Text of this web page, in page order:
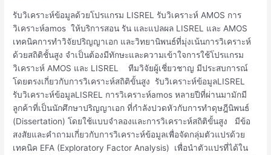
รับวิเคราะห์ข้อมูลด้วยโปรแกรม LISREL รับวิเคราะห์ AMOS การ
วิเคราะห์amos ให้บริการสอน รัน และแปลผล LISREL และ AMOS
เทคนิคการทำวิจัยปริญญาเอก และวิทยานิพนธ์ที่มุ่งเน้นการวิเคราะห์
ด้วยสถิติชั้นสูง จำเป็นต้องมีทักษะและความเข้าใจการใช้โปรแกรม
วิเคราะห์ AMOS และ LISREL ทีมวิจัยผู้เชี่ยวชาญ มีประสบการณ์
โดยตรงเกี่ยวกับการวิเคราะห์สถิติขั้นสูง รับวิเคราะห์ข้อมูลLISREL
รับวิเคราะห์ข้อมูลLISREL การวิเคราะห์amos หลายปีที่ผ่านมามักมี
ลูกค้าที่เป็นนักศึกษาปริญญาเอก ที่กำลังปวดหัวกับการทำดุษฎีนิพนธ์
(Dissertation) โดยใช้แบบจำลองและการวิเคราะห์สถิติขั้นสูง มีข้อ
สงสัยและคำถามเกี่ยวกับการวิเคราะห์ข้อมูลเพื่อจัดกลุ่มตัวแปรด้วย
เทคนิค EFA (Exploratory Factor Analysis) เพื่อนำตัวแปรที่ได้ใน
Factor
Analysis
(EFA
)
และ
Confirmatory
Factor
Analysis(CFA)